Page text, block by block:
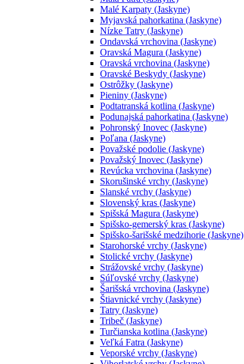
Malé Karpaty (Jaskyne)
Myjavská pahorkatina (Jaskyne)
Nízke Tatry (Jaskyne)
Ondavská vrchovina (Jaskyne)
Oravská Magura (Jaskyne)
Oravská vrchovina (Jaskyne)
Oravské Beskydy (Jaskyne)
Ostrôžky (Jaskyne)
Pieniny (Jaskyne)
Podtatranská kotlina (Jaskyne)
Podunajská pahorkatina (Jaskyne)
Pohronský Inovec (Jaskyne)
Poľana (Jaskyne)
Považské podolie (Jaskyne)
Považský Inovec (Jaskyne)
Revúcka vrchovina (Jaskyne)
Skorušinské vrchy (Jaskyne)
Slanské vrchy (Jaskyne)
Slovenský kras (Jaskyne)
Spišská Magura (Jaskyne)
Spišsko-gemerský kras (Jaskyne)
Spišsko-šarišské medzihorie (Jaskyne)
Starohorské vrchy (Jaskyne)
Stolické vrchy (Jaskyne)
Strážovské vrchy (Jaskyne)
Súľovské vrchy (Jaskyne)
Šarišská vrchovina (Jaskyne)
Štiavnické vrchy (Jaskyne)
Tatry (Jaskyne)
Tribeč (Jaskyne)
Turčianska kotlina (Jaskyne)
Veľká Fatra (Jaskyne)
Veporské vrchy (Jaskyne)